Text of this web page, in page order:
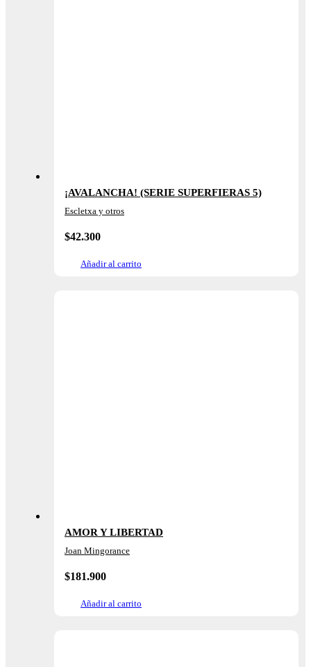
¡AVALANCHA! (SERIE SUPERFIERAS 5)
Escletxa y otros
$42.300
Añadir al carrito
AMOR Y LIBERTAD
Joan Mingorance
$181.900
Añadir al carrito